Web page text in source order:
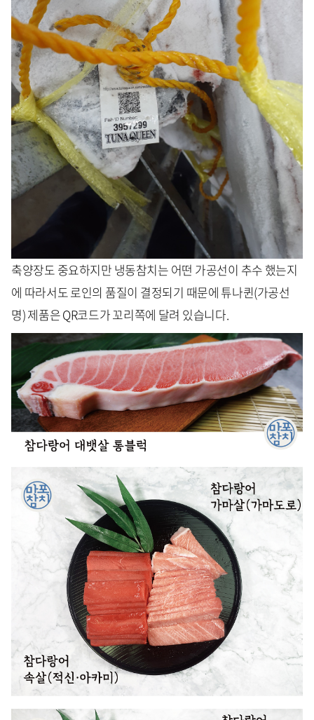
축양장도 중요하지만 냉동참치는 어떤 가공선이 추수 했는지
에 따라서도 로인의 품질이 결정되기 때문에 튜나퀸(가공선
명) 제품은 QR코드가 꼬리쪽에 달려 있습니다.